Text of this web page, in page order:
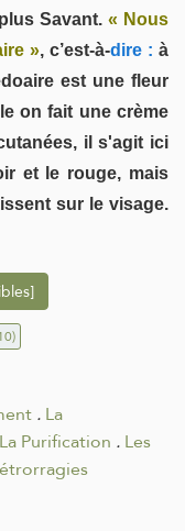
Savant.« Nous
», c’est-à-dire : à
est une fleur
on fait une crème
il s'agit ici
et le rouge, mais
sur le visage.
.La
La Purification .Les